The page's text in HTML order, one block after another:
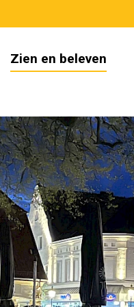
Zien en beleven